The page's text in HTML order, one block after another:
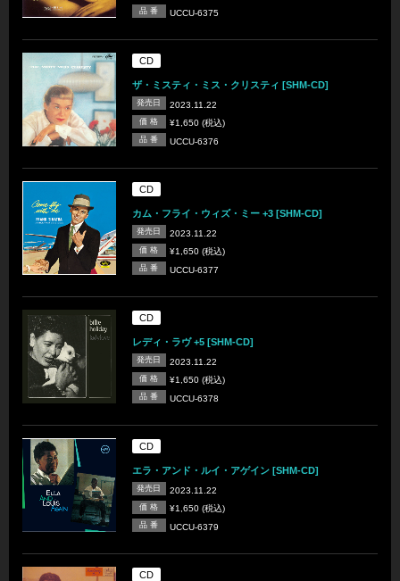
品 番 UCCU-6375
CD
ザ・ミスティ・ミス・クリスティ [SHM-CD]
発売日 2023.11.22
価 格 ¥1,650 (税込)
品 番 UCCU-6376
CD
カム・フライ・ウィズ・ミー +3 [SHM-CD]
発売日 2023.11.22
価 格 ¥1,650 (税込)
品 番 UCCU-6377
CD
レディ・ラヴ +5 [SHM-CD]
発売日 2023.11.22
価 格 ¥1,650 (税込)
品 番 UCCU-6378
CD
エラ・アンド・ルイ・アゲイン [SHM-CD]
発売日 2023.11.22
価 格 ¥1,650 (税込)
品 番 UCCU-6379
CD